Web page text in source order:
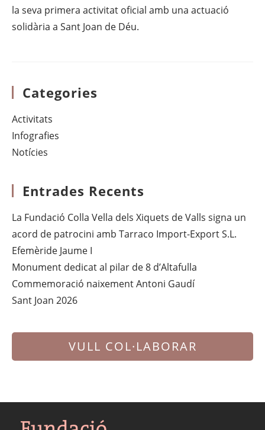
la seva primera activitat oficial amb una actuació
solidària a Sant Joan de Déu.
Categories
Activitats
Infografies
Notícies
Entrades Recents
La Fundació Colla Vella dels Xiquets de Valls signa un
acord de patrocini amb Tarraco Import-Export S.L.
Efemèride Jaume I
Monument dedicat al pilar de 8 d’Altafulla
Commemoració naixement Antoni Gaudí
Sant Joan 2026
VULL COL·LABORAR